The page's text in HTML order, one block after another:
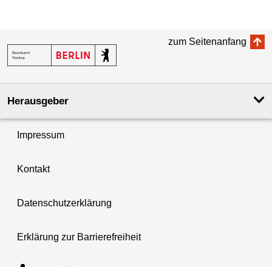
zum Seitenanfang
Herausgeber
Impressum
Kontakt
Datenschutzerklärung
Erklärung zur Barrierefreiheit